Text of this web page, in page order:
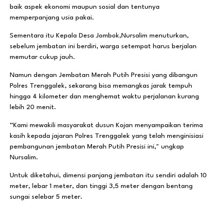
baik aspek ekonomi maupun sosial dan tentunya
memperpanjang usia pakai.
Sementara itu Kepala Desa Jombok,Nursalim menuturkan,
sebelum jembatan ini berdiri, warga setempat harus berjalan
memutar cukup jauh.
Namun dengan Jembatan Merah Putih Presisi yang dibangun
Polres Trenggalek, sekarang bisa memangkas jarak tempuh
hingga 4 kilometer dan menghemat waktu perjalanan kurang
lebih 20 menit.
“Kami mewakili masyarakat dusun Kojan menyampaikan terima
kasih kepada jajaran Polres Trenggalek yang telah menginisiasi
pembangunan jembatan Merah Putih Presisi ini," ungkap
Nursalim.
Untuk diketahui, dimensi panjang jembatan itu sendiri adalah 10
meter, lebar 1 meter, dan tinggi 3,5 meter dengan bentang
sungai selebar 5 meter.